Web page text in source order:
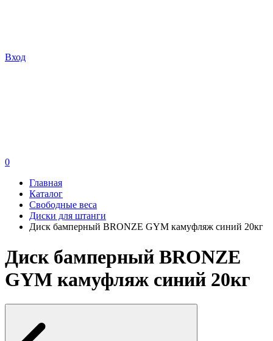
Вход
0
Главная
Каталог
Свободные веса
Диски для штанги
Диск бамперный BRONZE GYM камуфляж синий 20кг
Диск бамперный BRONZE
GYM камуфляж синий 20кг